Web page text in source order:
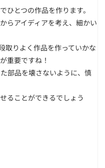
ひとつの作品を作ります。
らアイディアを考え、細かい
取りよく作品を作っていかな
重要ですね！
部品を壊さないように、慎
ることができるでしょう